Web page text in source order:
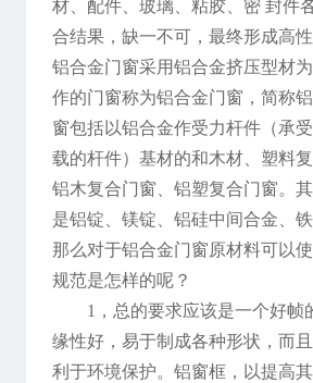
材、配件、玻璃、粘胶、密 封件
合结果，缺一不可，最终形成高性
铝合金门窗采用铝合金挤压型材
作的门窗称为铝合金门窗，简称
窗包括以铝合金作受力杆件（承
载的杆件）基材的和木材、塑料
铝木复合门窗、铝塑复合门窗。
是铝锭、镁锭、铝硅中间合金、铁
那么对于铝合金门窗原材料可以
规范是怎样的呢？
1，总的要求应该是一个好帧
缘性好，易于制成各种形状，而
利于环境保护。铝窗框，以提高